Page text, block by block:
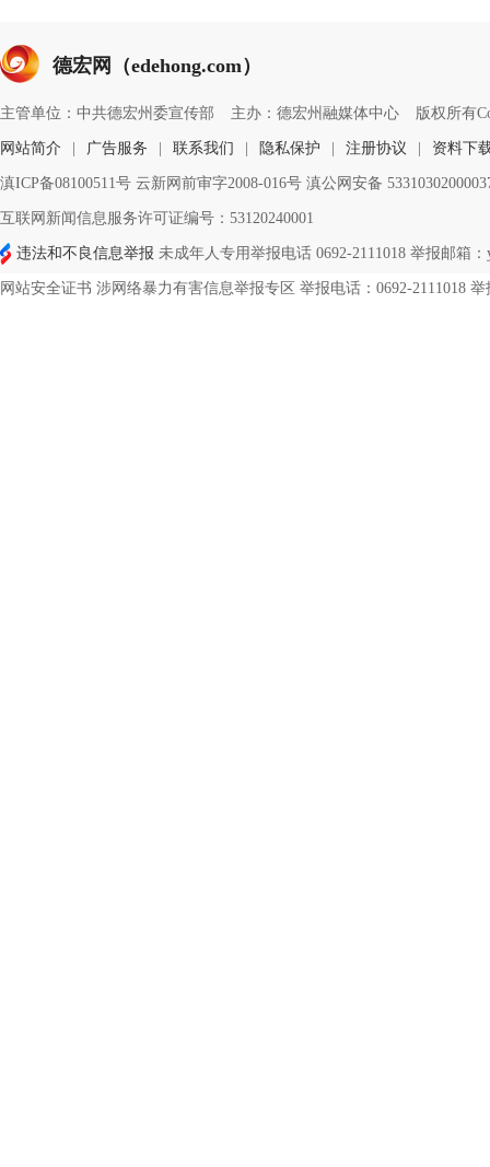
德宏网（edehong.com）
主管单位：中共德宏州委宣传部 主办：德宏州融媒体中心 版权所有
网站简介 广告服务 联系我们 隐私保护 注册协议 资料下
滇ICP备08100511号 云新网前审字2008-016号 滇公网安备
互联网新闻信息服务许可证编号：53120240001
违法和不良信息举报 未成年人专用举报电话 0692-2111018 举报邮箱：
网站安全证书 涉网络暴力有害信息举报专区 举报电话：0692-2111018 举